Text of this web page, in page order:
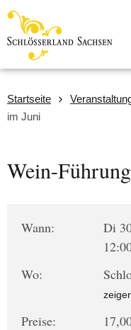
Startseite
im Juni
Wein-
Wann:
Di
Wo:
Preise: